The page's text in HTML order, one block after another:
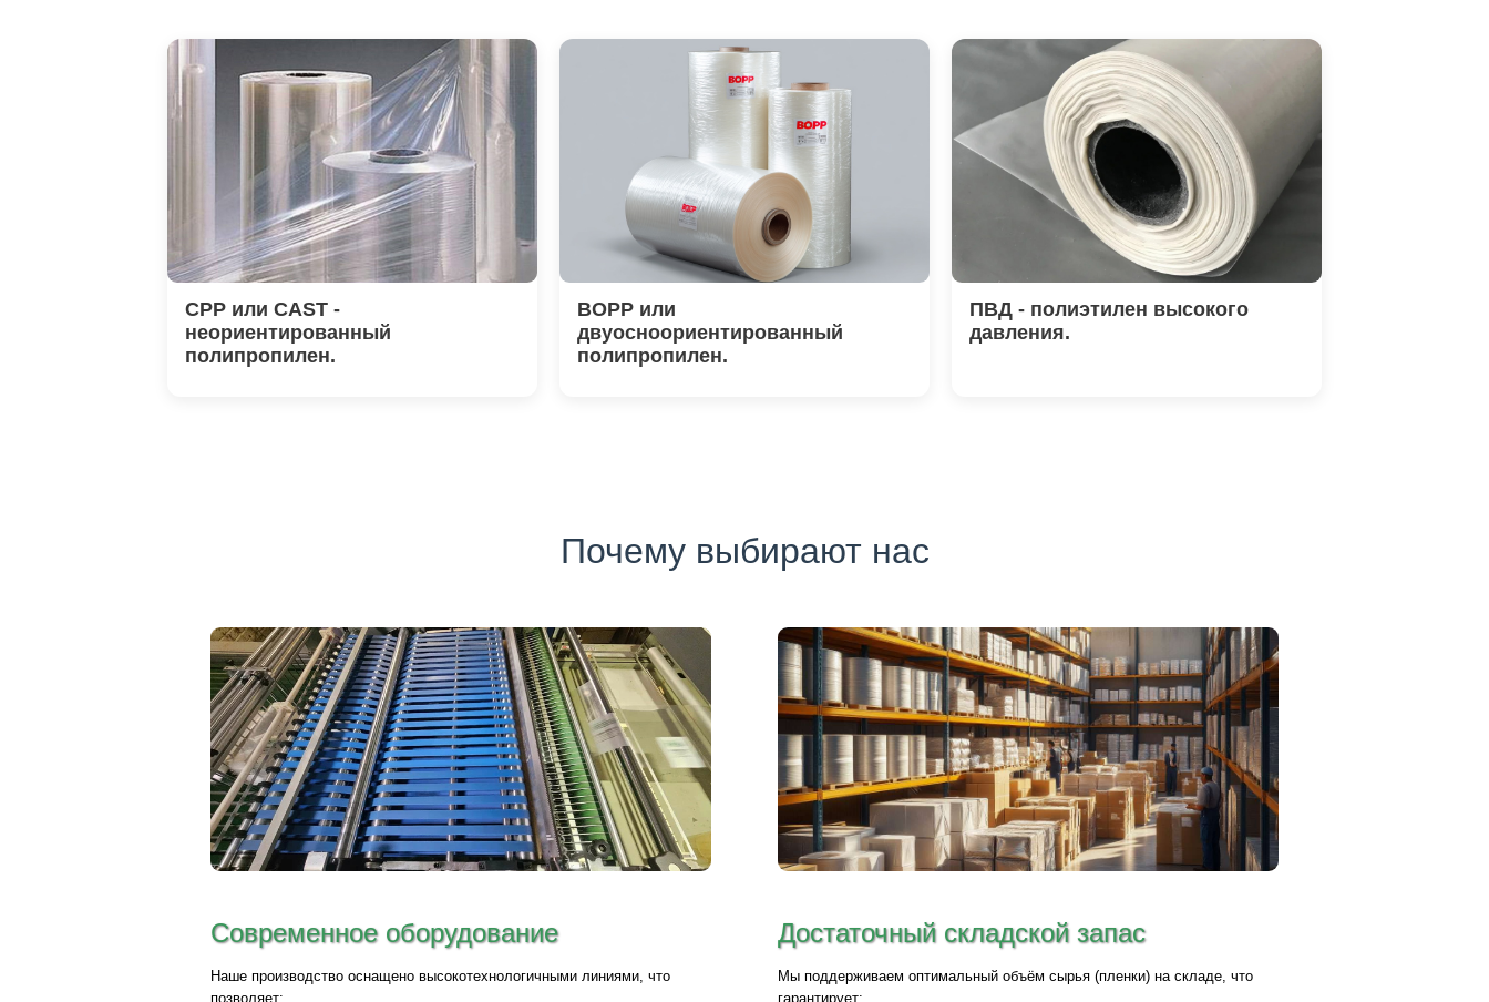
CPP или CAST -
неориентированный
полипропилен.
BOPP или
двуосноориентированный
полипропилен.
ПВД - полиэтилен высокого
давления.
Почему выбирают нас
Современное оборудование
Наше производство оснащено высокотехнологичными линиями, что
позволяет:
Достаточный складской запас
Мы поддерживаем оптимальный объём сырья (пленки) на складе, что
гарантирует: